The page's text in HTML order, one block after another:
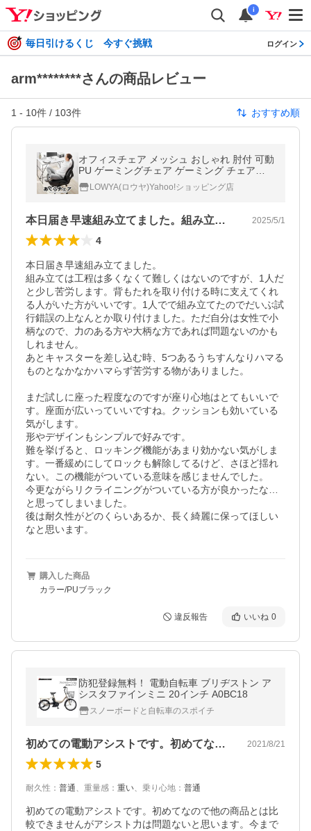
i
毎日引けるくじ 今すぐ挑戦 ログイン
arm********さんの商品レビュー
1 - 10件 / 103件 おすすめ順
オフィスチェア メッシュ おしゃれ 肘付 可動
PU ゲーミングチェア ゲーミング チェアー
社長椅子 高さ調整 あぐらチェア あぐら椅子
胡坐椅子
LOWYA(ロウヤ)Yahoo!ショッピング店
本日届き早速組み立てました。組み立ては… 2025/5/1
4
本日届き早速組み立てました。
組み立ては工程は多くなくて難しくはないのですが、1人だ
と少し苦労します。背もたれを取り付ける時に支えてくれ
る人がいた方がいいです。1人でで組み立てたのでだいぶ試
行錯誤の上なんとか取り付けました。ただ自分は女性で小
柄なので、力のある方や大柄な方であれば問題ないのかも
しれません。
あとキャスターを差し込む時、5つあるうちすんなりハマる
ものとなかなかハマらず苦労する物がありました。
まだ試しに座った程度なのですが座り心地はとてもいいで
す。座面が広いっていいですね。クッションも効いている
気がします。
形やデザインもシンプルで好みです。
難を挙げると、ロッキング機能があまり効かない気がしま
す。一番緩めにしてロックも解除してるけど、さほど揺れ
ない。この機能がついている意味を感じませんでした。
今更ながらリクライニングがついている方が良かったな…
と思ってしまいました。
後は耐久性がどのくらいあるか、長く綺麗に保ってほしい
なと思います。
購入した商品
カラー/PUブラック
違反報告 いいね 0
防犯登録無料！ 電動自転車 ブリヂストン ア
シスタファインミニ 20インチ A0BC18
スノーボードと自転車のスポイチ
初めての電動アシストです。初めてなので… 2021/8/21
5
耐久性 ： 普通、 重量感 ： 重い、 乗り心地 ： 普通
初めての電動アシストです。初めてなので他の商品とは比
較できませんがアシスト力は問題ないと思います。今まで